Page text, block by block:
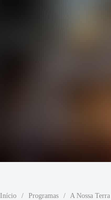
Início / Programas / A Nossa Terra